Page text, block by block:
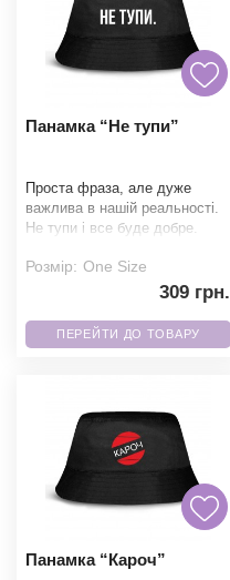
Панамка “Не тупи”
Проста фраза, але дуже
важлива в нашій реальності.
Не тупи і все буде добре.
матеріалів, я
Розмір: One Size
309 грн.
ПЕРЕЙТИ ДО ТОВАРУ
Панамка “Кароч”